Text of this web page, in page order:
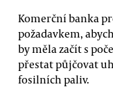
Komerční banka
požadavkem,
by měla začít s
přestat půjčovat
fosilních paliv.